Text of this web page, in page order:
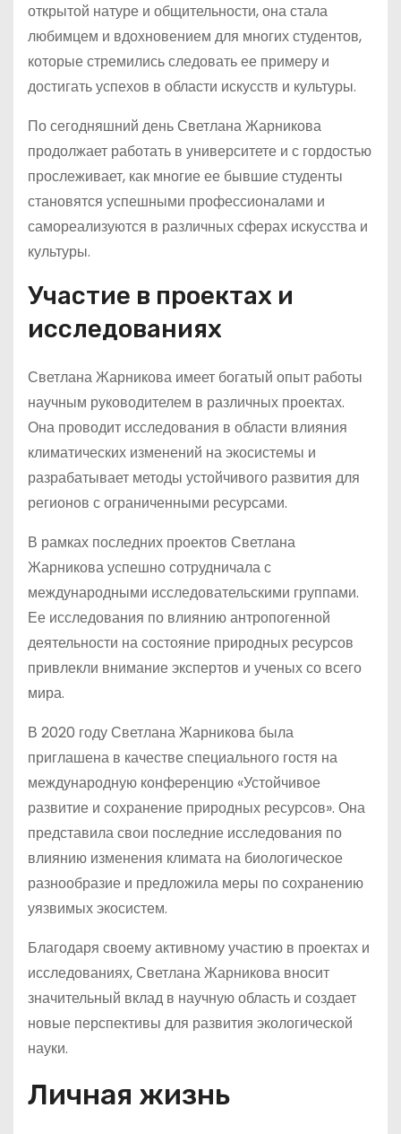
открытой натуре и общительности, она стала
любимцем и вдохновением для многих студентов,
которые стремились следовать ее примеру и
достигать успехов в области искусств и культуры.
По сегодняшний день Светлана Жарникова
продолжает работать в университете и с гордостью
прослеживает, как многие ее бывшие студенты
становятся успешными профессионалами и
самореализуются в различных сферах искусства и
культуры.
Участие в проектах и
исследованиях
Светлана Жарникова имеет богатый опыт работы
научным руководителем в различных проектах.
Она проводит исследования в области влияния
климатических изменений на экосистемы и
разрабатывает методы устойчивого развития для
регионов с ограниченными ресурсами.
В рамках последних проектов Светлана
Жарникова успешно сотрудничала с
международными исследовательскими группами.
Ее исследования по влиянию антропогенной
деятельности на состояние природных ресурсов
привлекли внимание экспертов и ученых со всего
мира.
В 2020 году Светлана Жарникова была
приглашена в качестве специального гостя на
международную конференцию «Устойчивое
развитие и сохранение природных ресурсов». Она
представила свои последние исследования по
влиянию изменения климата на биологическое
разнообразие и предложила меры по сохранению
уязвимых экосистем.
Благодаря своему активному участию в проектах и
исследованиях, Светлана Жарникова вносит
значительный вклад в научную область и создает
новые перспективы для развития экологической
науки.
Личная жизнь